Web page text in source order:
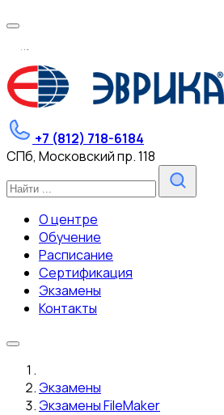
...
+7 (812) 718-6184
СПб, Московский пр. 118
О центре
Обучение
Расписание
Сертификация
Экзамены
Контакты
Экзамены
Экзамены FileMaker